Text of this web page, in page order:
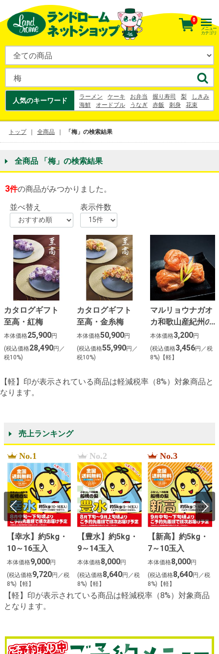
人気のキーワード ラーメン ケーキ お弁当 握り寿司 梨
しきみ
海鮮
オードブル うなぎ 赤飯 刺身
花束
お寿司
国産和牛 うなぎ 寿司 梨
幸水
シュークリーム
お中元
0
メニュー
カテゴリ
トップ 全商品 「梅」の検索結果
全商品 「梅」の検索結果
3件の商品がみつかりました。
並べ替え
表示件数
カタログギフト
至高・紅梅
本体価格25,900円
(税込価格28,490円／
税10%)
カタログギフト
至高・金糸梅
本体価格50,900円
(税込価格55,990円／
税10%)
マルリョウナガオ
カ和歌山産紀州の
大きい梅
本体価格3,200円
(税込価格3,456円／税
8%)【軽】
【軽】印が表示されている商品は軽減税率（8%）対象商品と
なります。
売上ランキング
No.1
【幸水】約5kg・
10～16玉入
本体価格9,000円
(税込価格9,720円／税
8%)【軽】
No.2
【豊水】約5kg・
9～14玉入
本体価格8,000円
(税込価格8,640円／税
8%)【軽】
No.3
【新高】約5kg・
7～10玉入
本体価格8,000円
(税込価格8,640円／税
8%)【軽】
【軽】印が表示されている商品は軽減税率（8%）対象商品
となります。